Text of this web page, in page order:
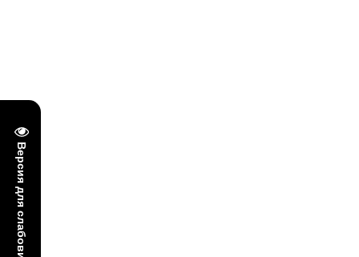
Версия для слабовидящих